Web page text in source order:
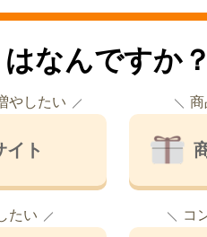
なんですか？
やしたい
イト
たい コ